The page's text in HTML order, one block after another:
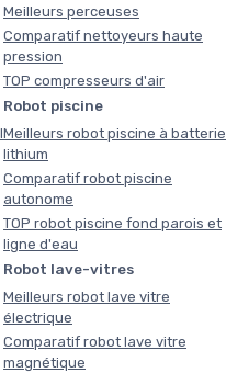
Meilleurs perceuses
Comparatif nettoyeurs haute
pression
TOP compresseurs d'air
Robot piscine
Meilleurs robot piscine à batterie
lithium
Comparatif robot piscine
autonome
TOP robot piscine fond parois et
ligne d'eau
Robot lave-vitres
Meilleurs robot lave vitre
électrique
Comparatif robot lave vitre
magnétique